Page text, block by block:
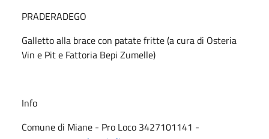
PRADERADEGO
Galletto alla brace con patate fritte (a cura di Osteria
Vin e Pit e Fattoria Bepi Zumelle)
Info
Comune di Miane - Pro Loco 3427101141 -